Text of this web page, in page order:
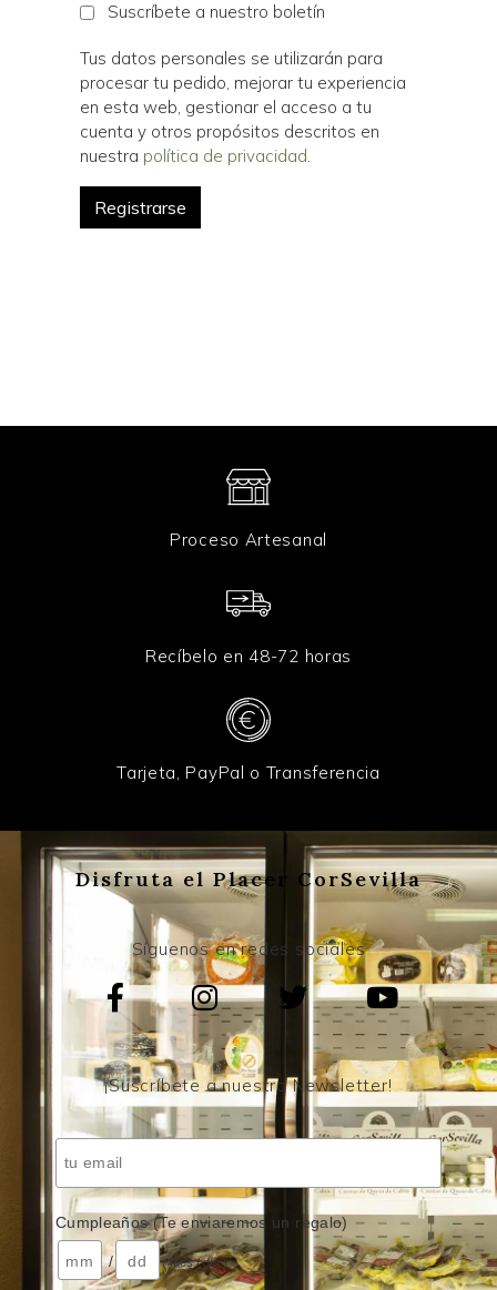
Suscríbete a nuestro boletín
Tus datos personales se utilizarán para
procesar tu pedido, mejorar tu experiencia
en esta web, gestionar el acceso a tu
cuenta y otros propósitos descritos en
nuestra política de privacidad.
Registrarse
Proceso Artesanal
Recíbelo en 48-72 horas
Tarjeta, PayPal o Transferencia
Disfruta el Placer CorSevilla
Síguenos en redes sociales
¡Suscríbete a nuestro Newsletter!
Cumpleaños (Te enviaremos un regalo)
/ ( mes / día )